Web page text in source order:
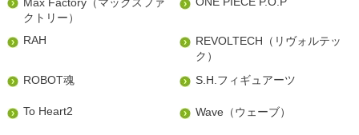
クトリー）
RAH
REVOLTECH（リヴォルテッ
ク）
ROBOT魂
S.H.フィギュアーツ
To Heart2 Wave（ウェーブ）